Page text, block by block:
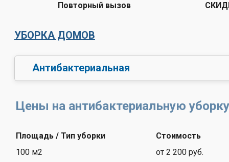
Повторный вызов
УБОРКА ДОМОВ
Антибактериальная
Цены на антибактериальную
Площадь / Тип уборки
Стоимость
100 м2
от 2 200 руб.